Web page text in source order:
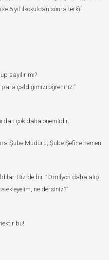
6 yıl ilkokuldan sonra terk):
sayılır mı?
çaldığımızı öğreniriz.”
çok daha önemlidir.
Şube Müdürü, Şube Şefine hemen
Biz de bir 10 milyon daha alıp
ekleyelim, ne dersiniz?”
bu!